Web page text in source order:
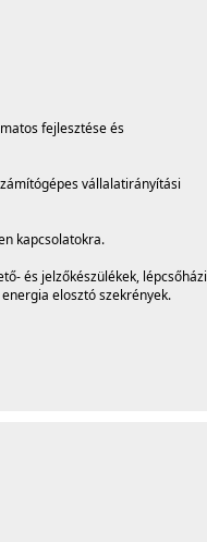
fejlesztése és
vállalatirányítási
kapcsolatokra.
és jelzőkészülékek, lépcsőházi
elosztó szekrények.